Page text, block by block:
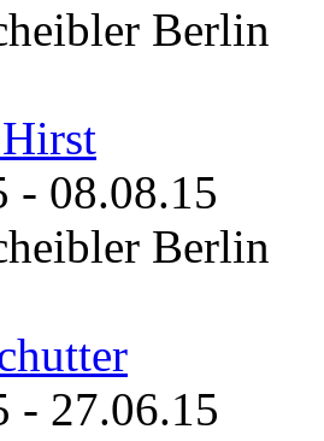
Berlin
- 08.08.15
Berlin
- 27.06.15